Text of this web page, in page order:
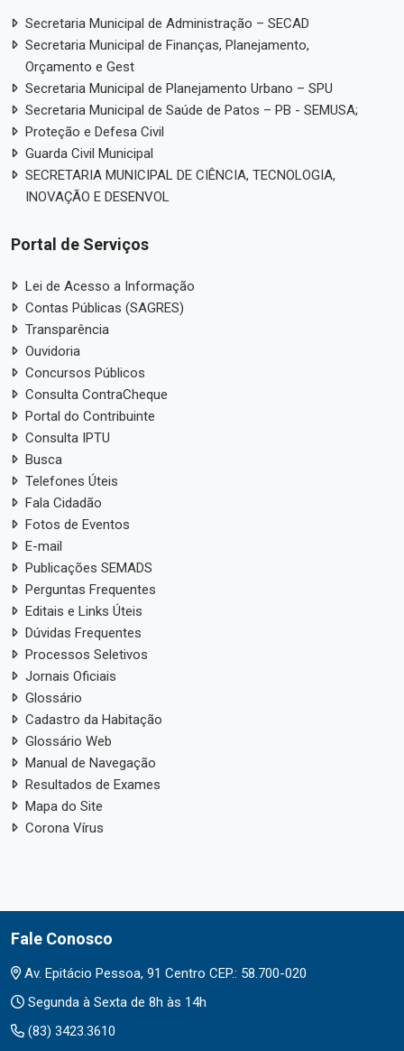
Secretaria Municipal de Administração – SECAD
Secretaria Municipal de Finanças, Planejamento,
Orçamento e Gest
Secretaria Municipal de Planejamento Urbano – SPU
Secretaria Municipal de Saúde de Patos – PB - SEMUSA;
Proteção e Defesa Civil
Guarda Civil Municipal
SECRETARIA MUNICIPAL DE CIÊNCIA, TECNOLOGIA,
INOVAÇÃO E DESENVOL
Portal de Serviços
Lei de Acesso a Informação
Contas Públicas (SAGRES)
Transparência
Ouvidoria
Concursos Públicos
Consulta ContraCheque
Portal do Contribuinte
Consulta IPTU
Busca
Telefones Úteis
Fala Cidadão
Fotos de Eventos
E-mail
Publicações SEMADS
Perguntas Frequentes
Editais e Links Úteis
Dúvidas Frequentes
Processos Seletivos
Jornais Oficiais
Glossário
Cadastro da Habitação
Glossário Web
Manual de Navegação
Resultados de Exames
Mapa do Site
Corona Vírus
Fale Conosco
Av. Epitácio Pessoa, 91 Centro CEP.: 58.700-020
Segunda à Sexta de 8h às 14h
(83) 3423.3610